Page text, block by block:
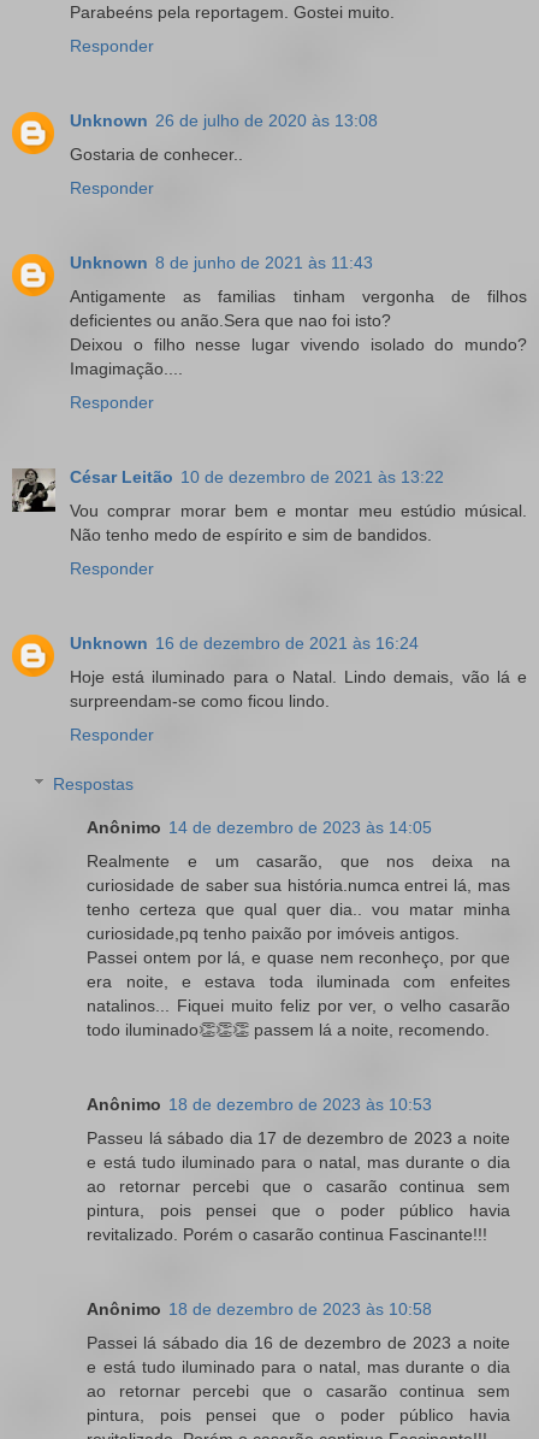
Parabeéns pela reportagem. Gostei muito.
Responder
Unknown 26 de julho de 2020 às 13:08
Gostaria de conhecer..
Responder
Unknown 8 de junho de 2021 às 11:43
Antigamente as familias tinham vergonha de filhos
deficientes ou anão.Sera que nao foi isto?
Deixou o filho nesse lugar vivendo isolado do mundo?
Imagimação....
Responder
César Leitão 10 de dezembro de 2021 às 13:22
Vou comprar morar bem e montar meu estúdio músical.
Não tenho medo de espírito e sim de bandidos.
Responder
Unknown 16 de dezembro de 2021 às 16:24
Hoje está iluminado para o Natal. Lindo demais, vão lá e
surpreendam-se como ficou lindo.
Responder
Respostas
Anônimo 14 de dezembro de 2023 às 14:05
Realmente e um casarão, que nos deixa na
curiosidade de saber sua história.numca entrei lá, mas
tenho certeza que qual quer dia.. vou matar minha
curiosidade,pq tenho paixão por imóveis antigos.
Passei ontem por lá, e quase nem reconheço, por que
era noite, e estava toda iluminada com enfeites
natalinos... Fiquei muito feliz por ver, o velho casarão
todo iluminado👏👏👏 passem lá a noite, recomendo.
Anônimo 18 de dezembro de 2023 às 10:53
Passeu lá sábado dia 17 de dezembro de 2023 a noite
e está tudo iluminado para o natal, mas durante o dia
ao retornar percebi que o casarão continua sem
pintura, pois pensei que o poder público havia
revitalizado. Porém o casarão continua Fascinante!!!
Anônimo 18 de dezembro de 2023 às 10:58
Passei lá sábado dia 16 de dezembro de 2023 a noite
e está tudo iluminado para o natal, mas durante o dia
ao retornar percebi que o casarão continua sem
pintura, pois pensei que o poder público havia